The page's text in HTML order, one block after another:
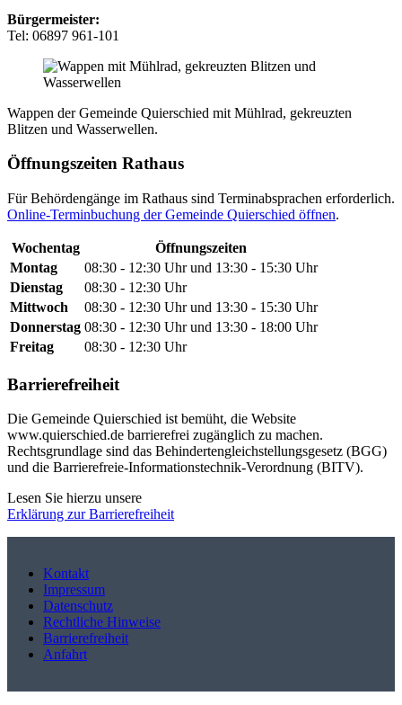
Bürgermeister:
Tel: 06897 961-101
Wappen der Gemeinde Quierschied mit Mühlrad, gekreuzten
Blitzen und Wasserwellen.
Öffnungszeiten Rathaus
Für Behördengänge im Rathaus sind Terminabsprachen erforderlich.
Online-Terminbuchung der Gemeinde Quierschied öffnen.
Wochentag
Öffnungszeiten
Montag
08:30 - 12:30 Uhr und 13:30 - 15:30 Uhr
Dienstag
08:30 - 12:30 Uhr
Mittwoch
08:30 - 12:30 Uhr und 13:30 - 15:30 Uhr
Donnerstag 08:30 - 12:30 Uhr und 13:30 - 18:00 Uhr
Freitag
08:30 - 12:30 Uhr
Barrierefreiheit
Die Gemeinde Quierschied ist bemüht, die Website
www.quierschied.de barrierefrei zugänglich zu machen.
Rechtsgrundlage sind das Behindertengleichstellungsgesetz (BGG)
und die Barrierefreie-Informationstechnik-Verordnung (BITV).
Lesen Sie hierzu unsere
Erklärung zur Barrierefreiheit
Kontakt
Impressum
Datenschutz
Rechtliche Hinweise
Barrierefreiheit
Anfahrt